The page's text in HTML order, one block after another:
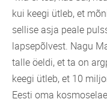
kui keegi ütleb, et
sellise asja peale
lapsepõlvest. Nagu
talle öeldi, et ta on
keegi ütleb, et 10
Eesti oma